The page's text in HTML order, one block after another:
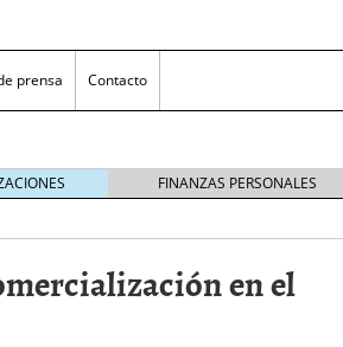
prensa Contacto
hoy octubre 25, 2024
en Japón en 2024?
FINANZAS PERSONALES
en el